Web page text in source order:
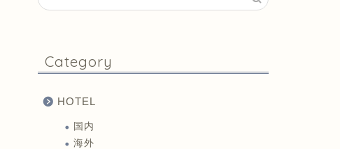
Category
HOTEL
国内
海外